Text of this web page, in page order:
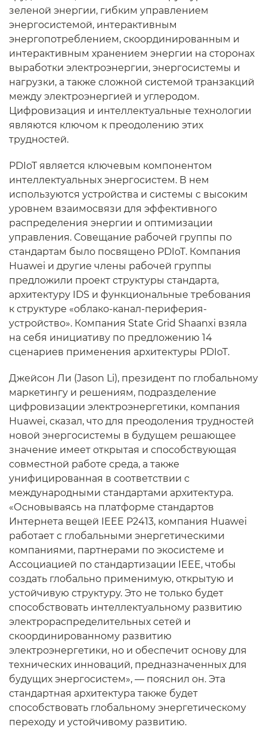
зеленой энергии, гибким управлением
энергосистемой, интерактивным
энергопотреблением, скоординированным и
интерактивным хранением энергии на сторонах
выработки электроэнергии, энергосистемы и
нагрузки, а также сложной системой транзакций
между электроэнергией и углеродом.
Цифровизация и интеллектуальные технологии
являются ключом к преодолению этих
трудностей.
PDIoT является ключевым компонентом
интеллектуальных энергосистем. В нем
используются устройства и системы с высоким
уровнем взаимосвязи для эффективного
распределения энергии и оптимизации
управления. Совещание рабочей группы по
стандартам было посвящено PDIoT. Компания
Huawei и другие члены рабочей группы
предложили проект структуры стандарта,
архитектуру IDS и функциональные требования
к структуре «облако-канал-периферия-
устройство». Компания State Grid Shaanxi взяла
на себя инициативу по предложению 14
сценариев применения архитектуры PDIoT.
Джейсон Ли (Jason Li), президент по глобальному
маркетингу и решениям, подразделение
цифровизации электроэнергетики, компания
Huawei, сказал, что для преодоления трудностей
новой энергосистемы в будущем решающее
значение имеет открытая и способствующая
совместной работе среда, а также
унифицированная в соответствии с
международными стандартами архитектура.
«Основываясь на платформе стандартов
Интернета вещей IEEE P2413, компания Huawei
работает с глобальными энергетическими
компаниями, партнерами по экосистеме и
Ассоциацией по стандартизации IEEE, чтобы
создать глобально применимую, открытую и
устойчивую структуру. Это не только будет
способствовать интеллектуальному развитию
электрораспределительных сетей и
скоординированному развитию
электроэнергетики, но и обеспечит основу для
технических инноваций, предназначенных для
будущих энергосистем», — пояснил он. Эта
стандартная архитектура также будет
способствовать глобальному энергетическому
переходу и устойчивому развитию.